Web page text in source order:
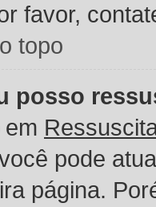
favor,
topo
posso
pode
página.